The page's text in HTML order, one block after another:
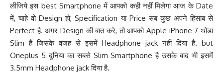
लीजिये इस best Smartphone में आपको कही नहीं मिलेगा आज के Date
में, चाहे वो Design हो, Specification या Price सब कुछ अपने हिसाब से
Perfect है. अगर Design की बात करे, तो आपको Apple iPhone 7 थोडा
Slim है जिसके वजह से इसमें Headphone jack नहीं दिया है. but
Oneplus 5 दुनिया का सबसे Slim Smartphone है उसके बाद भी इसमें
3.5mm Headphone jack दिया है.